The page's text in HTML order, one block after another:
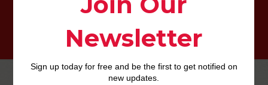
incontri di avventura accesso